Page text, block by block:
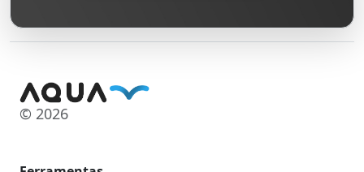
© 2026